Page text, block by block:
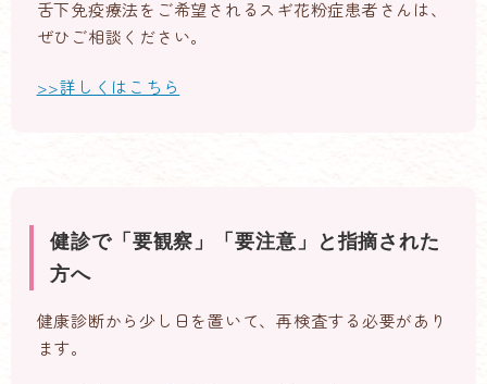
舌下免疫療法をご希望されるスギ花粉症患者さんは、
ぜひご相談ください。
>>詳しくはこちら
健診で「要観察」「要注意」と指摘された
方へ
健康診断から少し日を置いて、再検査する必要があり
ます。